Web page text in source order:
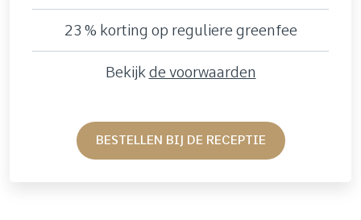
23 % korting op reguliere greenfee
Bekijk de voorwaarden
BESTELLEN BIJ DE RECEPTIE